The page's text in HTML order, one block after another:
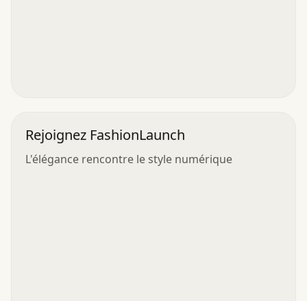
Rejoignez FashionLaunch
L'élégance rencontre le style numérique